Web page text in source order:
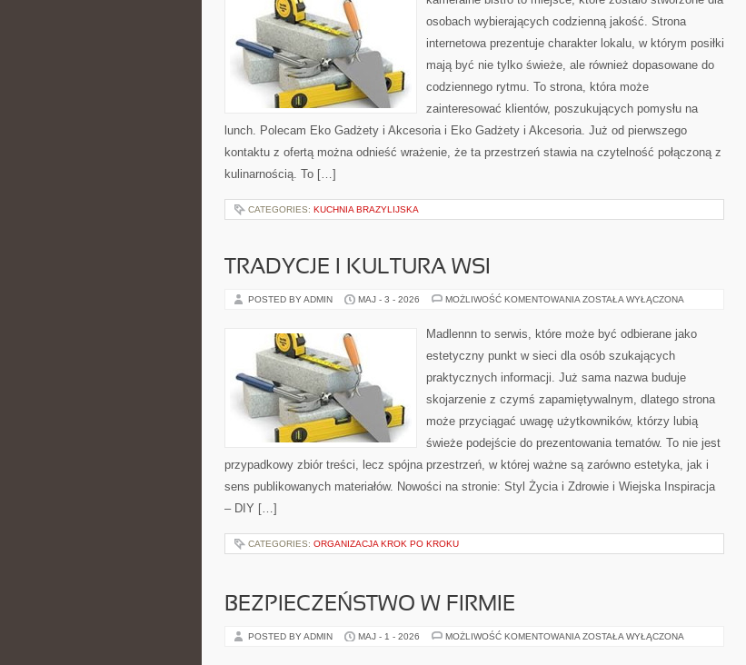
osobach wybierających codzienną jakość. Strona
internetowa prezentuje charakter lokalu, w którym posiłki
mają być nie tylko świeże, ale również dopasowane do
codziennego rytmu. To strona, która może
zainteresować klientów, poszukujących pomysłu na
lunch. Polecam Eko Gadżety i Akcesoria i Eko Gadżety i Akcesoria. Już od pierwszego
kontaktu z ofertą można odnieść wrażenie, że ta przestrzeń stawia na czytelność połączoną z
kulinarnością. To […]
CATEGORIES: KUCHNIA BRAZYLIJSKA
TRADYCJE I KULTURA WSI
POSTED BY ADMIN MAJ - 3 - 2026 MOŻLIWOŚĆ KOMENTOWANIA TRADYCJE
WSI
ZOSTAŁA WYŁĄCZONA
Madlennn to serwis, które może być odbierane jako
estetyczny punkt w sieci dla osób szukających
praktycznych informacji. Już sama nazwa buduje
skojarzenie z czymś zapamiętywalnym, dlatego strona
może przyciągać uwagę użytkowników, którzy lubią
świeże podejście do prezentowania tematów. To nie jest
przypadkowy zbiór treści, lecz spójna przestrzeń, w której ważne są zarówno estetyka, jak i
sens publikowanych materiałów. Nowości na stronie: Styl Życia i Zdrowie i Wiejska Inspiracja
– DIY […]
CATEGORIES: ORGANIZACJA KROK PO KROKU
BEZPIECZEŃSTWO W FIRMIE
POSTED BY ADMIN MAJ - 1 - 2026 MOŻLIWOŚĆ KOMENTOWANIA BEZPIECZEŃSTWO
ZOSTAŁA WYŁĄCZONA